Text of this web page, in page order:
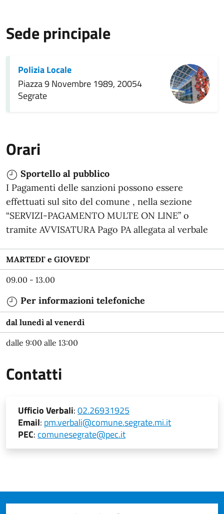
Sede principale
Polizia Locale
Piazza 9 Novembre 1989, 20054
Segrate
Orari
Sportello al pubblico
I Pagamenti delle sanzioni possono essere
effettuati sul sito del comune , nella sezione
“SERVIZI-PAGAMENTO MULTE ON LINE” o
tramite AVVISATURA Pago PA allegata al verbale
MARTEDI' e GIOVEDI'
09.00 - 13.00
Per informazioni telefoniche
dal lunedì al venerdì
dalle 9:00 alle 13:00
Contatti
Ufficio Verbali:02.26931925
Email: pm.verbali@comune.segrate.mi.it
PEC: comunesegrate@pec.it